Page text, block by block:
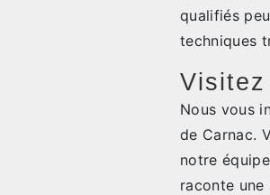
qualifiés
techniques
Nous vous
de Carnac.
notre
raconte